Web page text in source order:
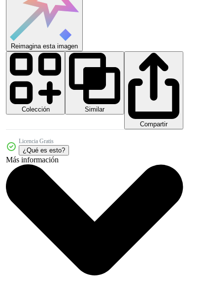
Reimagina esta imagen
Colección
Similar
Compartir
Licencia Gratis
¿Qué es esto?
Más información